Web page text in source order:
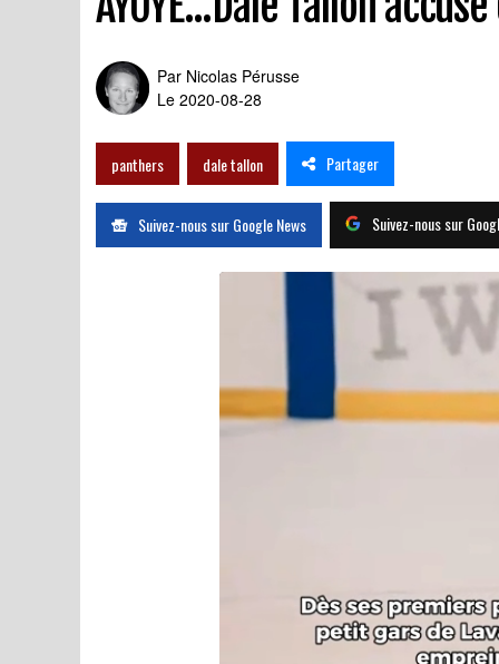
Par Nicolas Pérusse
Le 2020-08-28
panthers dale tallon Partager
Suivez-nous sur Google News Suivez-nous sur